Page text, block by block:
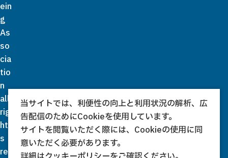
ein
g
As
so
cia
tio
n
all
rig
ht
s
re
当サイトでは、利便性の向上と利用状況の解析、広
告配信のためにCookieを使用しています。
サイトを閲覧いただく際には、Cookieの使用に同
意いただく必要があります。